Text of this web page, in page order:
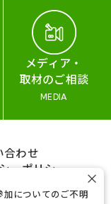
メディア・
取材のご相談
MEDIA
合わせ
ーポリシー
加についてのご不明
×